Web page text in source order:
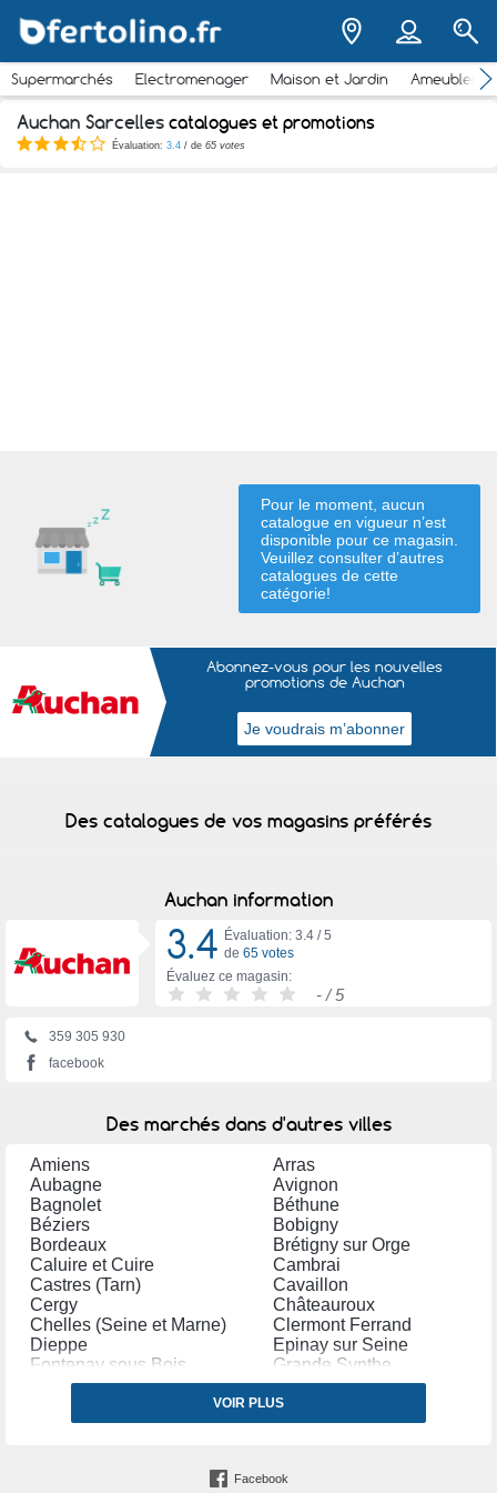
Supermarchés Electromenager Maison et Jardin
Auchan Sarcelles catalogues et promotions
Évaluation: 3.4 / de 65 votes
Pour le moment, aucun
catalogue en vigueur n’est
disponible pour ce magasin.
Veuillez consulter d’autres
catalogues de cette
catégorie!
Abonnez-vous pour les nouvelles
promotions de Auchan
Des catalogues de vos magasins préférés
Auchan information
3.4 Évaluation: 3.4 /5
de 65 votes
Évaluez ce magasin:
- / 5
359 305 930
facebook
Des marchés dans d'autres villes
Amiens
Arras
Aubagne
Avignon
Bagnolet
Béthune
Béziers
Bobigny
Bordeaux
Brétigny sur Orge
Caluire et Cuire
Cambrai
Castres (Tarn)
Cavaillon
Cergy
Châteauroux
Chelles (Seine et Marne)
Clermont Ferrand
Dieppe
Epinay sur Seine
Fontenay sous Bois
Grande Synthe
Grasse
Illkirch Graffenstaden
La Seyne sur Mer
Le Blanc Mesnil
Le Havre
Maurepas (Yvelines)
VOIR PLUS
Facebook